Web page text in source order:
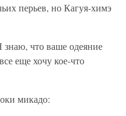
перьев, но Кагуя-химэ
что ваше одеяние
еще хочу кое-что
микадо: